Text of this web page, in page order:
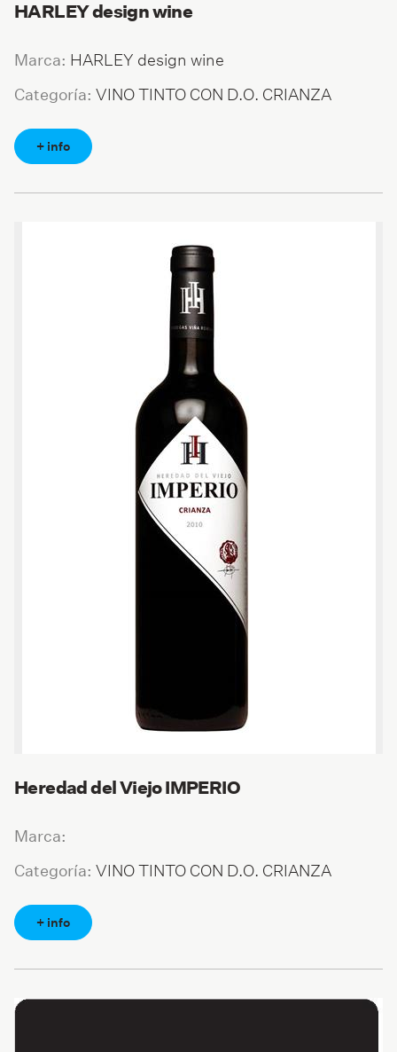
HARLEY design wine
Marca: HARLEY design wine
Categoría: VINO TINTO CON D.O. CRIANZA
+ info
Heredad del Viejo IMPERIO
Marca:
Categoría: VINO TINTO CON D.O. CRIANZA
+ info